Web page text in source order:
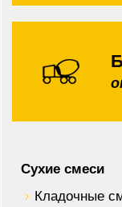
Сухие смеси
Кладочные